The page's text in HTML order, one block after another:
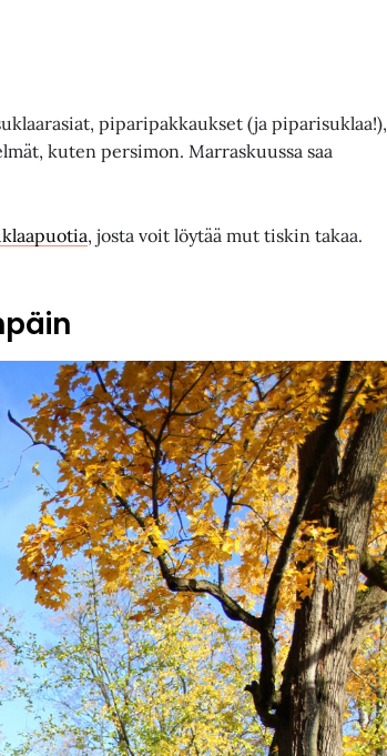
piparipakkaukset (ja piparisuklaa!),
kuten persimon. Marraskuussa saa
, josta voit löytää mut tiskin takaa.